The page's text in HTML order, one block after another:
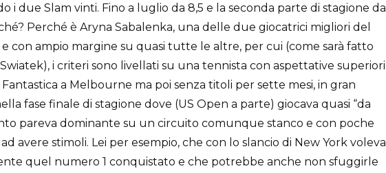
i due Slam vinti. Fino a luglio da 8,5 e la seconda parte di stagione da
Perché è Aryna Sabalenka, una delle due giocatrici migliori del
con ampio margine su quasi tutte le altre, per cui (come sarà fatto
i criteri sono livellati su una tennista con aspettative superiori
a Melbourne ma poi senza titoli per sette mesi, in gran
fase finale di stagione dove (US Open a parte) giocava quasi “da
pareva dominante su un circuito comunque stanco e con poche
avere stimoli. Lei per esempio, che con lo slancio di New York voleva
quel numero 1 conquistato e che potrebbe anche non sfuggirle